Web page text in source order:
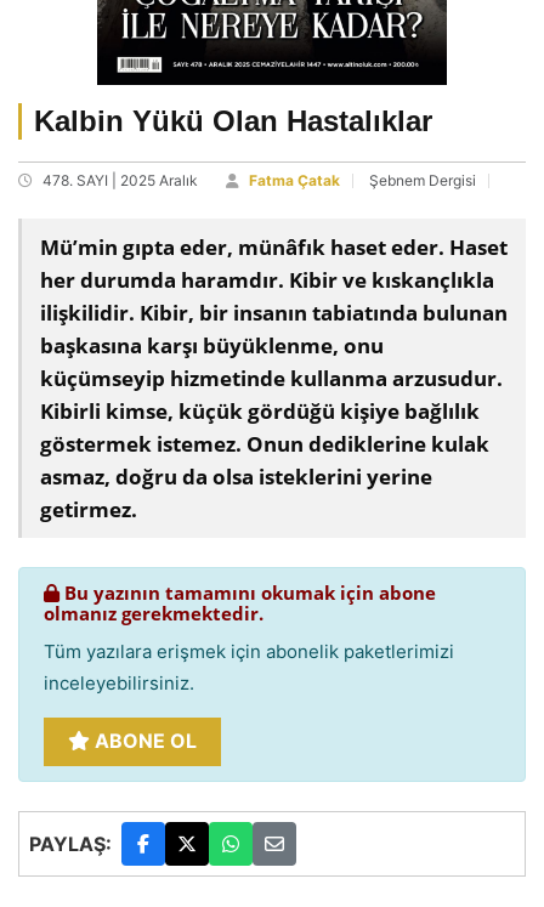
Kalbin Yükü Olan Hastalıklar
478. SAYI | 2025 Aralık Fatma Çatak Şebnem Dergisi
Mü’min gıpta eder, münâfık haset eder. Haset
her durumda haramdır. Kibir ve kıskançlıkla
ilişkilidir. Kibir, bir insanın tabiatında bulunan
başkasına karşı büyüklenme, onu
küçümseyip hizmetinde kullanma arzusudur.
Kibirli kimse, küçük gördüğü kişiye bağlılık
göstermek istemez. Onun dediklerine kulak
asmaz, doğru da olsa isteklerini yerine
getirmez.
Bu yazının tamamını okumak için abone
olmanız gerekmektedir.
Tüm yazılara erişmek için abonelik paketlerimizi
inceleyebilirsiniz.
ABONE OL
PAYLAŞ: